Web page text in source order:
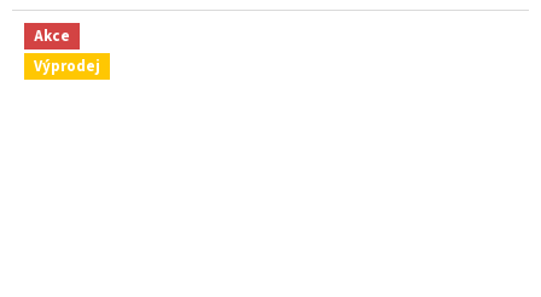
Akce
Výprodej